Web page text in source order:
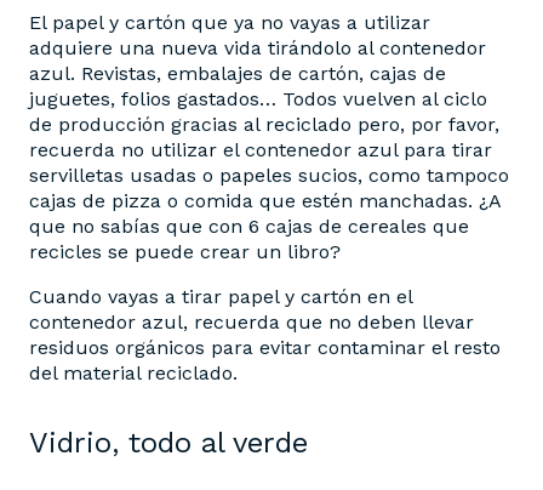
El papel y cartón que ya no vayas a utilizar
adquiere una nueva vida tirándolo al contenedor
azul. Revistas, embalajes de cartón, cajas de
juguetes, folios gastados… Todos vuelven al ciclo
de producción gracias al reciclado pero, por favor,
recuerda no utilizar el contenedor azul para tirar
servilletas usadas o papeles sucios, como tampoco
cajas de pizza o comida que estén manchadas. ¿A
que no sabías que con 6 cajas de cereales que
recicles se puede crear un libro?
Cuando vayas a tirar papel y cartón en el
contenedor azul, recuerda que no deben llevar
residuos orgánicos para evitar contaminar el resto
del material reciclado.
Vidrio, todo al verde